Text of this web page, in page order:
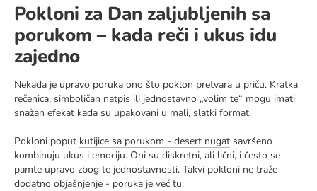
Pokloni za Dan zaljubljenih sa
porukom – kada reči i ukus idu
zajedno
Nekada je upravo poruka ono što poklon pretvara u priču. Kratka
rečenica, simboličan natpis ili jednostavno „volim te“ mogu imati
snažan efekat kada su upakovani u mali, slatki format.
Pokloni poput kutijice sa porukom - desert nugat savršeno
kombinuju ukus i emociju. Oni su diskretni, ali lični, i često se
pamte upravo zbog te jednostavnosti. Takvi pokloni ne traže
dodatno objašnjenje - poruka je već tu.